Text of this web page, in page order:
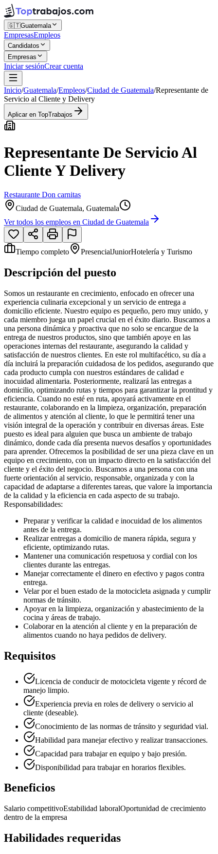
🇬🇹Guatemala
EmpresasEmpleos
Candidatos
Empresas
Iniciar sesiónCrear cuenta
Inicio/Guatemala/Empleos/Ciudad de Guatemala/Representante de
Servicio al Cliente y Delivery
Aplicar en TopTrabajos
Representante De Servicio Al
Cliente Y Delivery
Restaurante Don carnitas
Ciudad de Guatemala, Guatemala
Ver todos los empleos en Ciudad de Guatemala
Tiempo completo PresencialJuniorHotelería y Turismo
Descripción del puesto
Somos un restaurante en crecimiento, enfocado en ofrecer una
experiencia culinaria excepcional y un servicio de entrega a
domicilio eficiente. Nuestro equipo es pequeño, pero muy unido, y
cada miembro juega un papel crucial en el éxito diario. Buscamos a
una persona dinámica y proactiva que no solo se encargue de la
entrega de nuestros productos, sino que también apoye en las
operaciones internas del restaurante, asegurando la calidad y
satisfacción de nuestros clientes. En este rol multifacético, su día a
día incluirá la preparación cuidadosa de los pedidos, asegurando que
cada producto cumpla con nuestros estándares de calidad e
inocuidad alimentaria. Posteriormente, realizará las entregas a
domicilio, optimizando rutas y tiempos para garantizar la prontitud y
eficiencia. Cuando no esté en ruta, apoyará activamente en el
restaurante, colaborando en la limpieza, organización, preparación
de alimentos y atención al cliente, lo que le permitirá tener una
visión integral de la operación y contribuir en diversas áreas. Este
puesto es ideal para alguien que busca un ambiente de trabajo
dinámico, donde cada día presenta nuevos desafíos y oportunidades
para aprender. Ofrecemos la posibilidad de ser una pieza clave en un
equipo en crecimiento, con un impacto directo en la satisfacción del
cliente y el éxito del negocio. Buscamos a una persona con una
fuerte orientación al servicio, responsable, organizada y con la
capacidad de adaptarse a diferentes tareas, que valore la importancia
de la calidad y la eficiencia en cada aspecto de su trabajo.
Responsabilidades:
Preparar y verificar la calidad e inocuidad de los alimentos
antes de la entrega.
Realizar entregas a domicilio de manera rápida, segura y
eficiente, optimizando rutas.
Mantener una comunicación respetuosa y cordial con los
clientes durante las entregas.
Manejar correctamente el dinero en efectivo y pagos contra
entrega.
Velar por el buen estado de la motocicleta asignada y cumplir
normas de tránsito.
Apoyar en la limpieza, organización y abastecimiento de la
cocina y áreas de trabajo.
Colaborar en la atención al cliente y en la preparación de
alimentos cuando no haya pedidos de delivery.
Requisitos
Licencia de conducir de motocicleta vigente y récord de
manejo limpio.
Experiencia previa en roles de delivery o servicio al
cliente (deseable).
Conocimiento de las normas de tránsito y seguridad vial.
Habilidad para manejar efectivo y realizar transacciones.
Capacidad para trabajar en equipo y bajo presión.
Disponibilidad para trabajar en horarios flexibles.
Beneficios
Salario competitivoEstabilidad laboralOportunidad de crecimiento
dentro de la empresa
Habilidades requeridas